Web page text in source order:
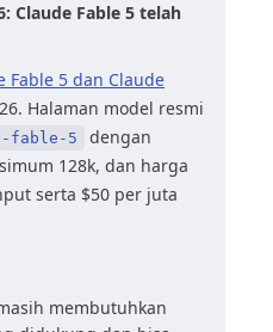
Claude Fable 5 telah
Fable 5 dan Claude
Halaman model resmi
fable-5
dengan
128k, dan harga
serta $50 per juta
membutuhkan